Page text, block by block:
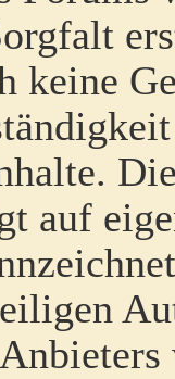
keine
auf